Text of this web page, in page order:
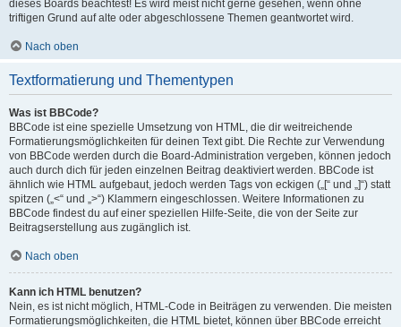
dieses Boards beachtest! Es wird meist nicht gerne gesehen, wenn ohne
triftigen Grund auf alte oder abgeschlossene Themen geantwortet wird.
Nach oben
Textformatierung und Thementypen
Was ist BBCode?
BBCode ist eine spezielle Umsetzung von HTML, die dir weitreichende
Formatierungsmöglichkeiten für deinen Text gibt. Die Rechte zur Verwendung
von BBCode werden durch die Board-Administration vergeben, können jedoch
auch durch dich für jeden einzelnen Beitrag deaktiviert werden. BBCode ist
ähnlich wie HTML aufgebaut, jedoch werden Tags von eckigen („[“ und „]“) statt
spitzen („<“ und „>“) Klammern eingeschlossen. Weitere Informationen zu
BBCode findest du auf einer speziellen Hilfe-Seite, die von der Seite zur
Beitragserstellung aus zugänglich ist.
Nach oben
Kann ich HTML benutzen?
Nein, es ist nicht möglich, HTML-Code in Beiträgen zu verwenden. Die meisten
Formatierungsmöglichkeiten, die HTML bietet, können über BBCode erreicht